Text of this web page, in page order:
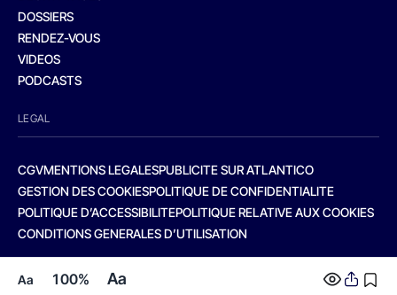
Aa 100% Aa
DOSSIERS
RENDEZ-VOUS
VIDEOS
PODCASTS
LEGAL
CGVMENTIONS LEGALESPUBLICITE SUR ATLANTICO
GESTION DES COOKIESPOLITIQUE DE CONFIDENTIALITE
POLITIQUE D’ACCESSIBILITEPOLITIQUE RELATIVE AUX COOKIES
CONDITIONS GENERALES D’UTILISATION